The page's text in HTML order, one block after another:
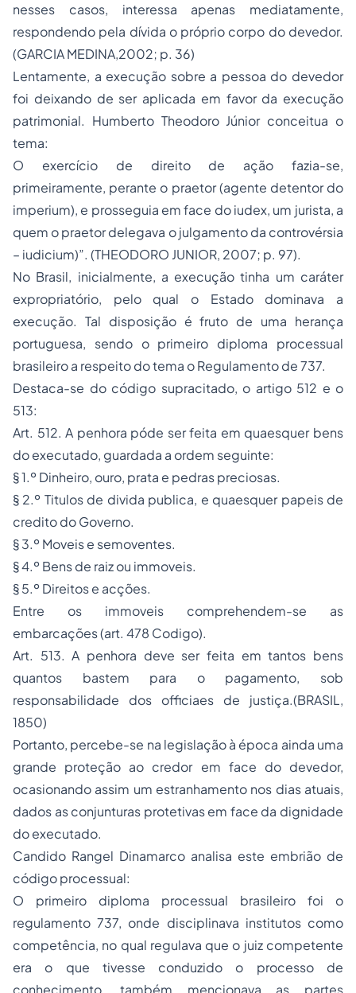
nesses casos, interessa apenas mediatamente,
respondendo pela dívida o próprio corpo do devedor.
(GARCIA MEDINA,2002; p. 36)
Lentamente, a execução sobre a pessoa do devedor
foi deixando de ser aplicada em favor da execução
patrimonial. Humberto Theodoro Júnior conceitua o
tema:
O exercício de direito de ação fazia-se,
primeiramente, perante o praetor (agente detentor do
imperium), e prosseguia em face do iudex, um jurista, a
quem o praetor delegava o julgamento da controvérsia
– iudicium)”. (THEODORO JUNIOR, 2007; p. 97).
No Brasil, inicialmente, a execução tinha um caráter
expropriatório, pelo qual o Estado dominava a
execução. Tal disposição é fruto de uma herança
portuguesa, sendo o primeiro diploma processual
brasileiro a respeito do tema o Regulamento de 737.
Destaca-se do código supracitado, o artigo 512 e o
513:
Art. 512. A penhora póde ser feita em quaesquer bens
do executado, guardada a ordem seguinte:
§ 1.º Dinheiro, ouro, prata e pedras preciosas.
§ 2.º Titulos de divida publica, e quaesquer papeis de
credito do Governo.
§ 3.º Moveis e semoventes.
§ 4.º Bens de raiz ou immoveis.
§ 5.º Direitos e acções.
Entre os immoveis comprehendem-se as
embarcações (art. 478 Codigo).
Art. 513. A penhora deve ser feita em tantos bens
quantos bastem para o pagamento, sob
responsabilidade dos officiaes de justiça.(BRASIL,
1850)
Portanto, percebe-se na legislação à época ainda uma
grande proteção ao credor em face do devedor,
ocasionando assim um estranhamento nos dias atuais,
dados as conjunturas protetivas em face da dignidade
do executado.
Candido Rangel Dinamarco analisa este embrião de
código processual:
O primeiro diploma processual brasileiro foi o
regulamento 737, onde disciplinava institutos como
competência, no qual regulava que o juiz competente
era o que tivesse conduzido o processo de